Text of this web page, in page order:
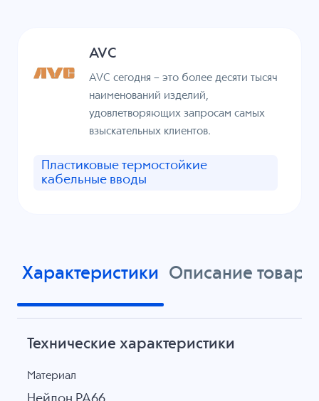
AVC
AVC сегодня – это более десяти тысяч
наименований изделий,
удовлетворяющих запросам самых
взыскательных клиентов.
Пластиковые термостойкие
кабельные вводы
Характеристики Описание товара
Технические характеристики
Материал